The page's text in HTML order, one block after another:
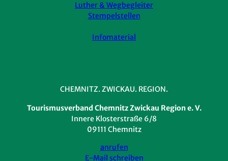
Luther & Wegbegleiter
Stempelstellen
Infomaterial
CHEMNITZ. ZWICKAU. REGION.
Tourismusverband Chemnitz Zwickau Region e. V.
Innere Klosterstraße 6/8
09111 Chemnitz
anrufen
E-Mail schreiben